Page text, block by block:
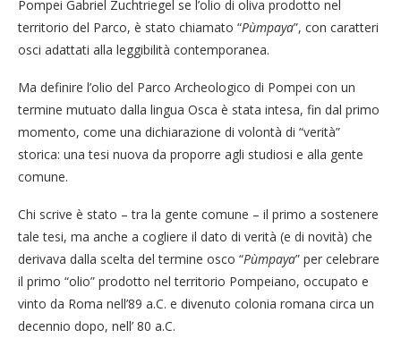
Pompei Gabriel Zuchtriegel se l’olio di oliva prodotto nel
territorio del Parco, è stato chiamato “Pùmpaya”, con caratteri
osci adattati alla leggibilità contemporanea.
Ma definire l’olio del Parco Archeologico di Pompei con un
termine mutuato dalla lingua Osca è stata intesa, fin dal primo
momento, come una dichiarazione di volontà di “verità”
storica: una tesi nuova da proporre agli studiosi e alla gente
comune.
Chi scrive è stato – tra la gente comune – il primo a sostenere
tale tesi, ma anche a cogliere il dato di verità (e di novità) che
derivava dalla scelta del termine osco “Pùmpaya” per celebrare
il primo “olio” prodotto nel territorio Pompeiano, occupato e
vinto da Roma nell’89 a.C. e divenuto colonia romana circa un
decennio dopo, nell’ 80 a.C.